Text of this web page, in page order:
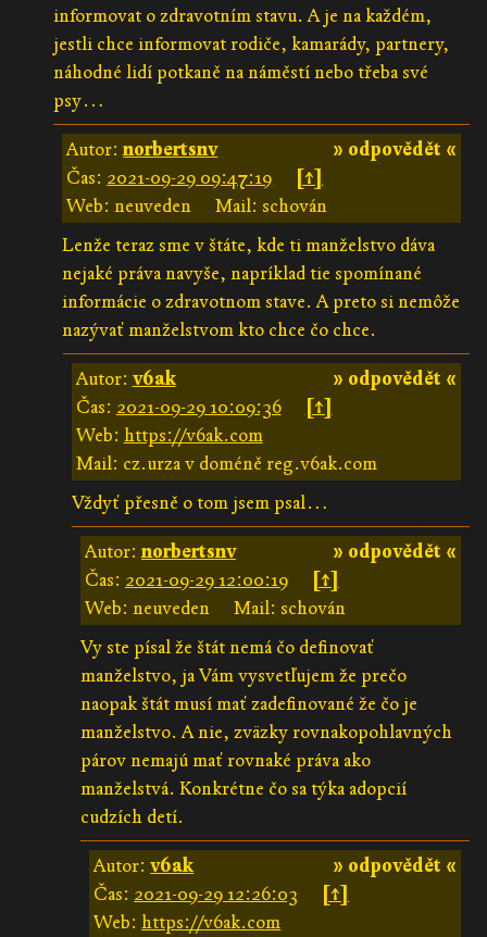
informovat o zdravotním stavu. A je na každém,
jestli chce informovat rodiče, kamarády, partnery,
náhodné lidí potkaně na náměstí nebo třeba své
psy…
» odpovědět «
Autor:norbertsnv
Čas: 2021-09-29 09:47:19
[↑]
Web: neuveden
Mail: schován
Lenže teraz sme v štáte, kde ti manželstvo dáva
nejaké práva navyše, napríklad tie spomínané
informácie o zdravotnom stave. A preto si nemôže
nazývať manželstvom kto chce čo chce.
» odpovědět «
Autor: v6ak
Čas: 2021-09-29 10:09:36
[↑]
Web: https://v6ak.com
Mail: cz.urza v doméně reg.v6ak.com
Vždyť přesně o tom jsem psal…
» odpovědět «
Autor:norbertsnv
Čas: 2021-09-29 12:00:19
[↑]
Web: neuveden
Mail: schován
Vy ste písal že štát nemá čo definovať
manželstvo, ja Vám vysvetľujem že prečo
naopak štát musí mať zadefinované že čo je
manželstvo. A nie, zväzky rovnakopohlavných
párov nemajú mať rovnaké práva ako
manželstvá. Konkrétne čo sa týka adopcií
cudzích detí.
» odpovědět «
Autor:v6ak
Čas: 2021-09-29 12:26:03
[↑]
Web:https://v6ak.com